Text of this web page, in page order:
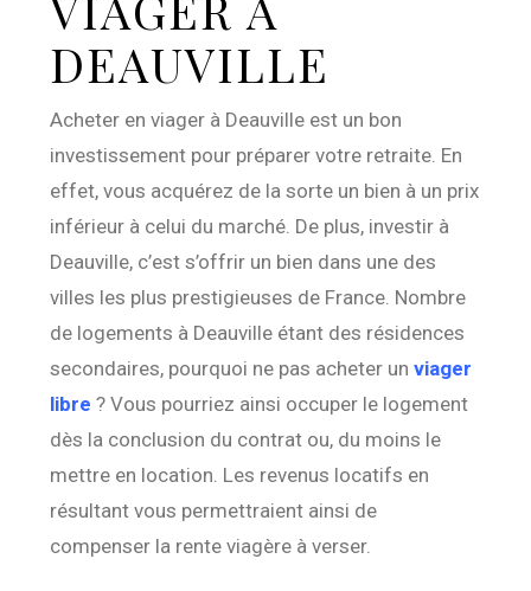
DEAUVILLE
Acheter en viager à Deauville est un bon
investissement pour préparer votre retraite. En
effet, vous acquérez de la sorte un bien à un prix
inférieur à celui du marché. De plus, investir à
Deauville, c’est s’offrir un bien dans une des
villes les plus prestigieuses de France. Nombre
de logements à Deauville étant des résidences
secondaires, pourquoi ne pas acheter un viager
libre ? Vous pourriez ainsi occuper le logement
dès la conclusion du contrat ou, du moins le
mettre en location. Les revenus locatifs en
résultant vous permettraient ainsi de
compenser la rente viagère à verser.